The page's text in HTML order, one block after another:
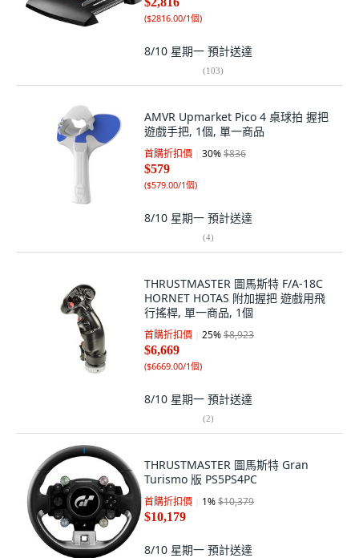
($2816.00/1個)
8/10 星期一 預計送達
(103)
AMVR Upmarket Pico 4 桌球拍 握把
遊戲手把, 1個, 單一商品
首購折扣價 30%$836
$579
($579.00/1個)
8/10 星期一 預計送達
(4)
THRUSTMASTER 圖馬斯特 F/A-18C
HORNET HOTAS 附加握把 遊戲用飛
行搖桿, 單一商品, 1個
首購折扣價 25%$8,923
$6,669
($6669.00/1個)
8/10 星期一 預計送達
(2)
THRUSTMASTER 圖馬斯特 Gran
Turismo 版 PS5PS4PC
首購折扣價 1%$10,379
$10,179
8/10 星期一 預計送達